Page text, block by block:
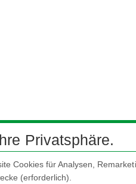
Privatsphäre.
Cookies für Analysen,
(erforderlich).